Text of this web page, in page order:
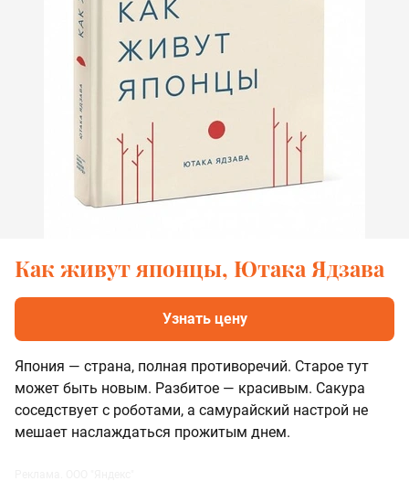
Как живут японцы, Ютака Ядзава
Узнать цену
Япония — страна, полная противоречий. Старое тут
может быть новым. Разбитое — красивым. Сакура
соседствует с роботами, а самурайский настрой не
мешает наслаждаться прожитым днем.